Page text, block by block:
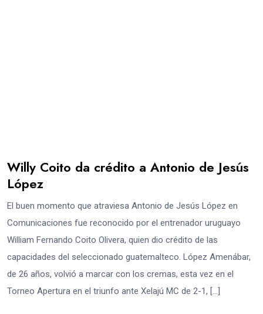
Willy Coito da crédito a Antonio de Jesús
López
El buen momento que atraviesa Antonio de Jesús López en
Comunicaciones fue reconocido por el entrenador uruguayo
William Fernando Coito Olivera, quien dio crédito de las
capacidades del seleccionado guatemalteco. López Amenábar,
de 26 años, volvió a marcar con los cremas, esta vez en el
Torneo Apertura en el triunfo ante Xelajú MC de 2-1, […]